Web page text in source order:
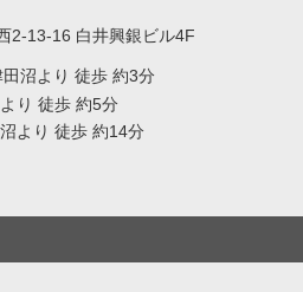
2-13-16 白井興銀ビル4F
沼より 徒歩 約3分
り 徒歩 約5分
より 徒歩 約14分